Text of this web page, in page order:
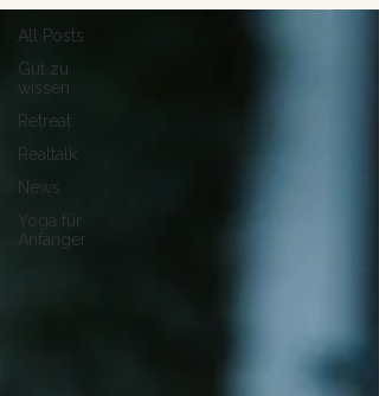
All Posts
Gut zu
wissen
Retreat
Realtalk
News
Yoga für
Anfänger